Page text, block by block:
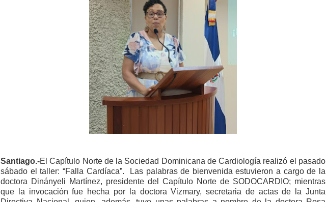
Santiago.-El Capítulo Norte de la Sociedad Dominicana de Cardiología realizó el pasado
sábado el taller: “Falla Cardíaca”.
Las palabras de bienvenida estuvieron a cargo de la
doctora Dinányeli Martínez, presidente del Capítulo Norte de SODOCARDIO; mientras
que la invocación fue hecha por la doctora Vizmary, secretaria de actas de la Junta